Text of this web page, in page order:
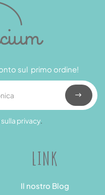
LINK
Il nostro Blog
sul primo ordine!
privacy.